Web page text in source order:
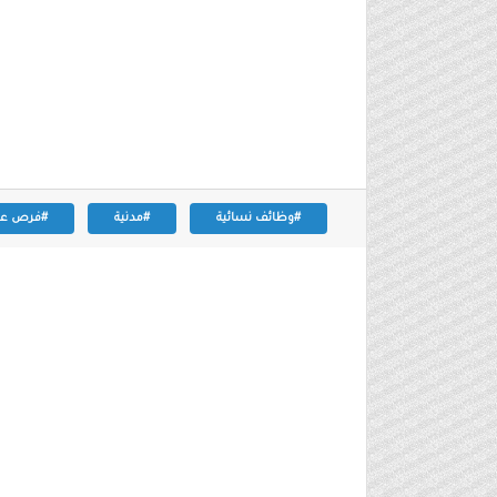
#وظائف نسائية #مدنية #فرص